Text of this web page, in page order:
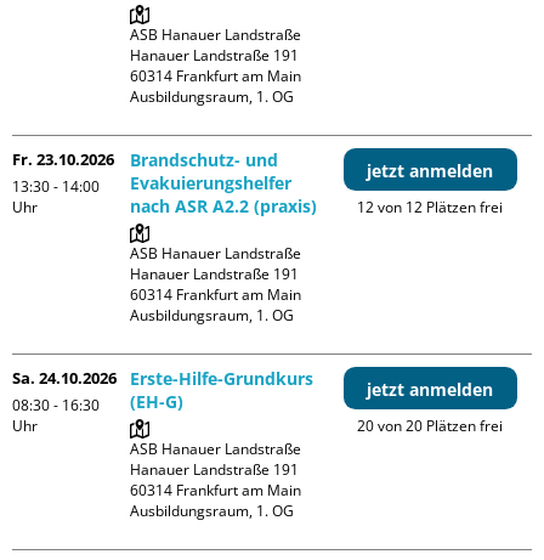
ASB Hanauer Landstraße
Hanauer Landstraße 191
60314 Frankfurt am Main
Ausbildungsraum, 1. OG
Fr. 23.10.2026
13:30 - 14:00
Uhr
Brandschutz- und
Evakuierungshelfer
nach ASR A2.2 (praxis)
ASB Hanauer Landstraße
Hanauer Landstraße 191
60314 Frankfurt am Main
Ausbildungsraum, 1. OG
jetzt anmelden
12 von 12 Plätzen frei
Sa. 24.10.2026
08:30 - 16:30
Uhr
Erste-Hilfe-Grundkurs
(EH-G)
ASB Hanauer Landstraße
Hanauer Landstraße 191
60314 Frankfurt am Main
Ausbildungsraum, 1. OG
jetzt anmelden
20 von 20 Plätzen frei